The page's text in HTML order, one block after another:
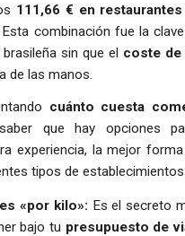
111,66 € en restaurantes
. Esta combinación fue la
sin que el coste de
de las manos.
cuánto cuesta
que hay opciones
experiencia, la mejor
tipos de
«por kilo»: Es el secreto
bajo tu presupuesto de